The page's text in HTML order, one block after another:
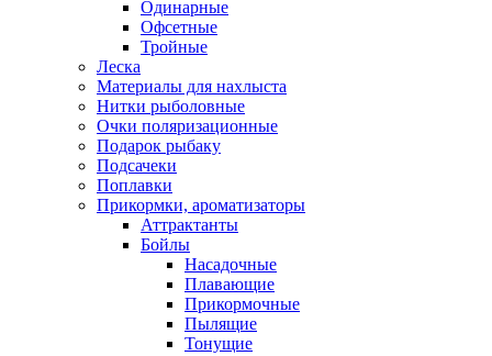
Одинарные
Офсетные
Тройные
Леска
Материалы для нахлыста
Нитки рыболовные
Очки поляризационные
Подарок рыбаку
Подсачеки
Поплавки
Прикормки, ароматизаторы
Аттрактанты
Бойлы
Насадочные
Плавающие
Прикормочные
Пылящие
Тонущие